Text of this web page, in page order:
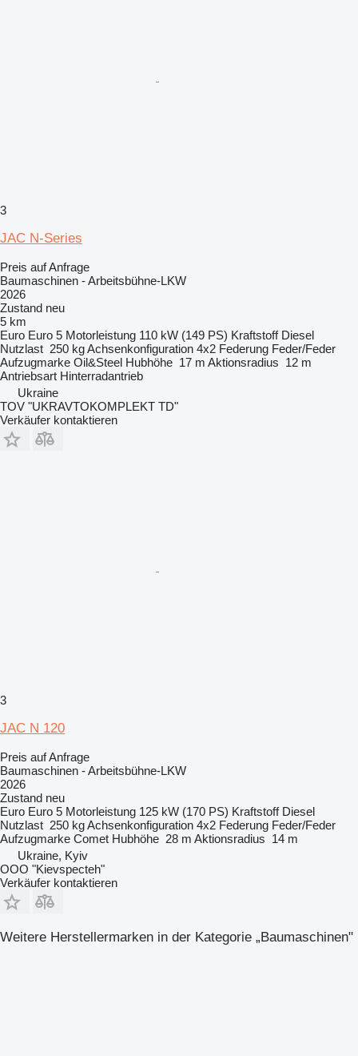
3
JAC N-Series
Preis auf Anfrage
Baumaschinen - Arbeitsbühne-LKW
2026
Zustand neu
5 km
Euro Euro 5 Motorleistung 110 kW (149 PS) Kraftstoff Diesel
Nutzlast 250 kgAchsenkonfiguration 4x2 Federung Feder/Feder
Aufzugmarke Oil&Steel Hubhöhe 17 m Aktionsradius 12 m
Antriebsart Hinterradantrieb
Ukraine
TOV "UKRAVTOKOMPLEKT TD"
Verkäufer kontaktieren
3
JAC N 120
Preis auf Anfrage
Baumaschinen - Arbeitsbühne-LKW
2026
Zustand neu
Euro Euro 5 Motorleistung 125 kW (170 PS) Kraftstoff Diesel
Nutzlast 250 kgAchsenkonfiguration 4x2 Federung Feder/Feder
Aufzugmarke Comet Hubhöhe 28 m Aktionsradius 14 m
Ukraine, Kyiv
OOO "Kievspecteh"
Verkäufer kontaktieren
Weitere Herstellermarken in der Kategorie „Baumaschinen"